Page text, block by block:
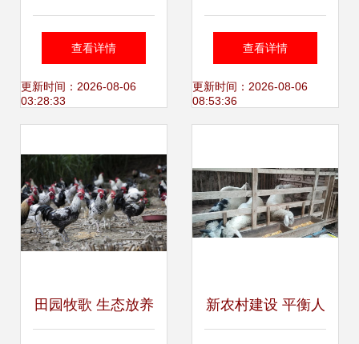
动物肉 从驯化到安
全的选择
查看详情
更新时间：2026-08-06
03:28:33
随手拍中的家禽与
家畜
查看详情
更新时间：2026-08-06
08:53:36
田园牧歌 生态放养 新农村建设 平衡人